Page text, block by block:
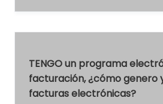
TENGO un programa
facturación, ¿cómo genero
facturas electrónicas?